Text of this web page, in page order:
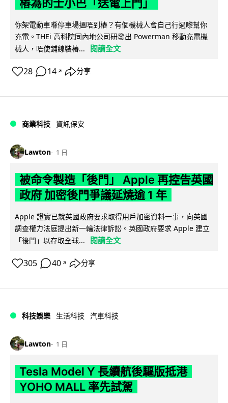
樁為的士小巴「送電上門」
你架電動車喺停車場搵唔到樁？有個機械人會自己行過嚟幫你
充電。THEi 高科院同內地公司研發出 Powerman 移動充電機
械人，唔使鋪線裝樁...
閱讀全文
28 14 ↗ 分享
商業科技 資訊保安
Lawton 1 日
被命令製造「後門」 Apple 再控告英國
政府 加密後門爭議延燒逾 1 年
Apple 證實已就英國政府要求取得用戶加密資料一事，向英國
調查權力法庭提出新一輪法律訴訟。英國政府要求 Apple 建立
「後門」以存取全球...
閱讀全文
305 40 ↗ 分享
科技娛樂 生活科技 汽車科技
Lawton 1 日
Tesla Model Y 長續航後驅版抵港
YOHO MALL 率先試駕